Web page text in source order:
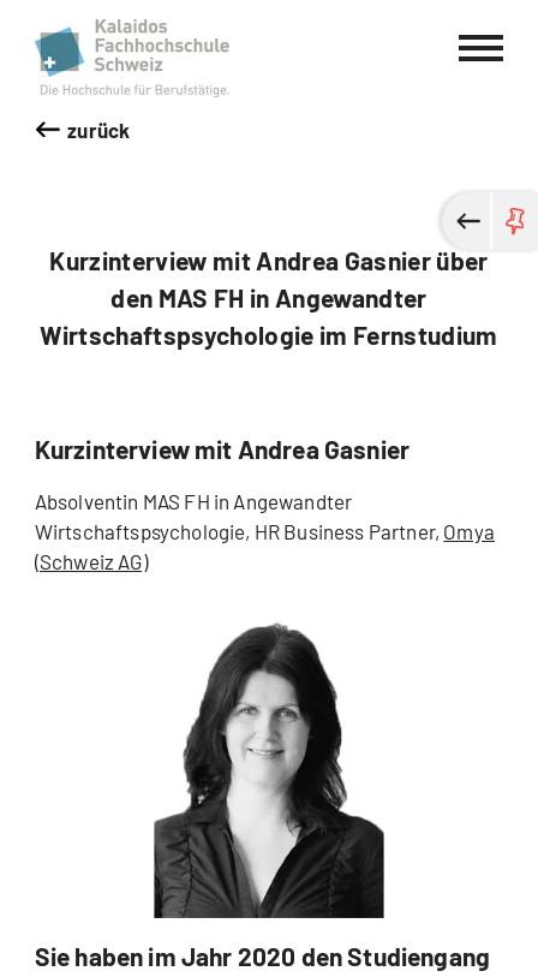
Kalaidos Fachhochschule Schweiz
zurück
Kurzinterview mit Andrea Gasnier über
den MAS FH in Angewandter
Wirtschaftspsychologie im Fernstudium
Kurzinterview mit Andrea Gasnier
Absolventin MAS FH in Angewandter
Wirtschaftspsychologie, HR Business Partner, Omya
(Schweiz AG)
Sie haben im Jahr 2020 den Studiengang